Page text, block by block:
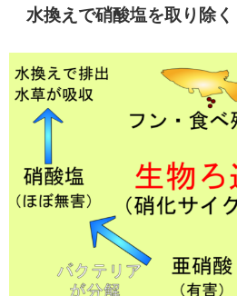
水換えで硝酸塩を取り除く